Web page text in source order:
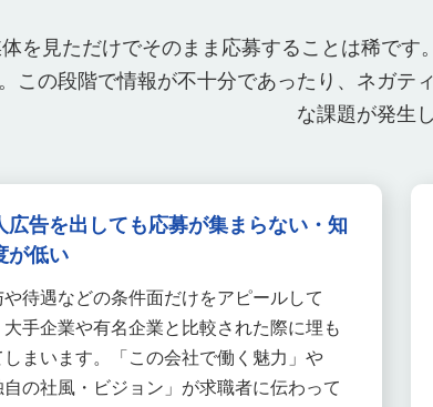
を見ただけでそのまま応募することは稀で
この段階で情報が不十分であったり、ネガテ
な課題が発生
広告を出しても応募が集まらない・知
が低い
や待遇などの条件面だけをアピールして
大手企業や有名企業と比較された際に埋も
しまいます。「この会社で働く魅力」や
自の社風・ビジョン」が求職者に伝わって